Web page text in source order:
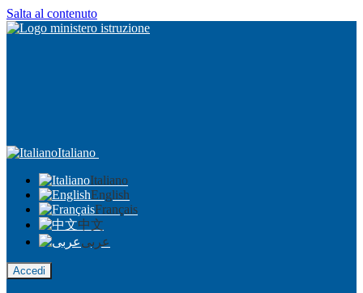
Salta al contenuto
Italiano
Italiano
English
Français
中文
عربى
Accedi